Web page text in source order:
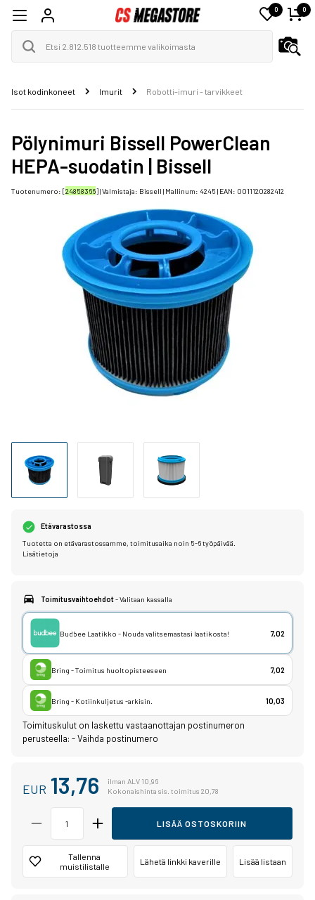
0 0
Isot kodinkoneet Imurit Robotti-imuri - tarvikkeet
Pölynimuri Bissell PowerClean
HEPA-suodatin | Bissell
Tuotenumero: [24858366] | Valmistaja: Bissell | Mallinum: 4245| EAN: 0011120282412
Etävarastossa
Tuotetta on etävarastossamme, toimitusaika noin 5-6 työpäivää.
Lisätietoja
Toimitusvaihtoehdot- Valitaan kassalla
Budbee Laatikko - Nouda valitsemastasi laatikosta! 7,02
Bring - Toimitus huoltopisteeseen 7,02
Bring - Kotiinkuljetus -arkisin. 10,03
Toimituskulut on laskettu vastaanottajan postinumeron
perusteella: -Vaihda postinumero
EUR 13,76
ilman ALV 10,96
Kokonaishinta sis. toimitus 20,78
LISÄÄ OSTOSKORIIN
Tallenna
muistilistalle
Lähetä linkki kaverille Lisää listaan